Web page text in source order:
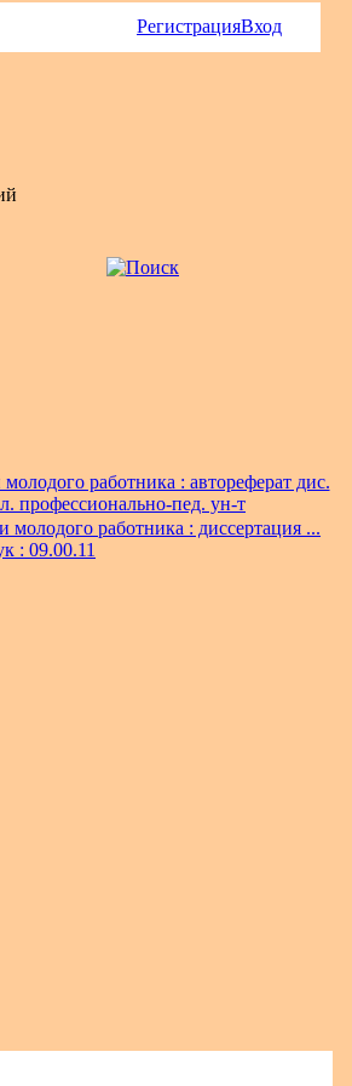
РегистрацияВход
работника : автореферат дис.
профессионально-пед. ун-т
молодого работника : диссертация ...
: 09.00.11